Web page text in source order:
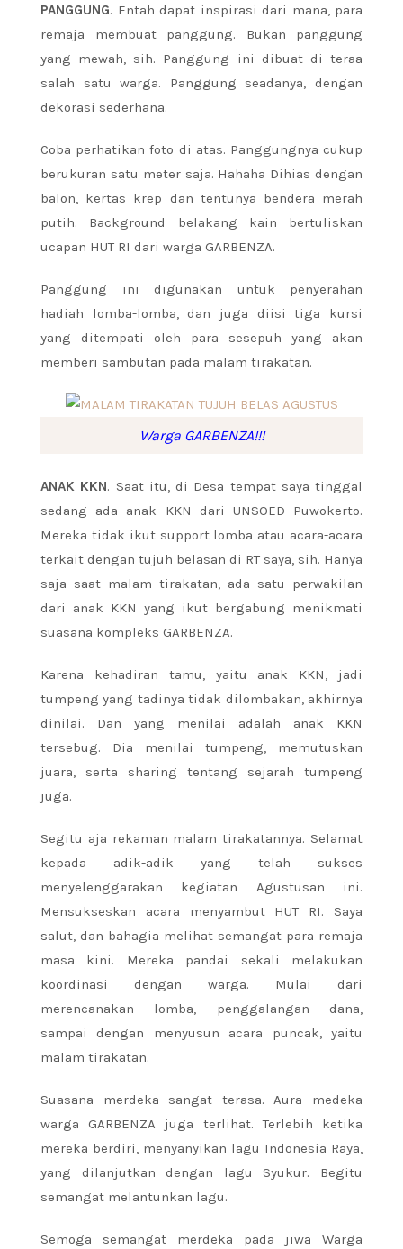
PANGGUNG. Entah dapat inspirasi dari mana, para
remaja membuat panggung. Bukan panggung
yang mewah, sih. Panggung ini dibuat di teraa
salah satu warga. Panggung seadanya, dengan
dekorasi sederhana.
Coba perhatikan foto di atas. Panggungnya cukup
berukuran satu meter saja. Hahaha Dihias dengan
balon, kertas krep dan tentunya bendera merah
putih. Background belakang kain bertuliskan
ucapan HUT RI dari warga GARBENZA.
Panggung ini digunakan untuk penyerahan
hadiah lomba-lomba, dan juga diisi tiga kursi
yang ditempati oleh para sesepuh yang akan
memberi sambutan pada malam tirakatan.
Warga GARBENZA!!!
ANAK KKN. Saat itu, di Desa tempat saya tinggal
sedang ada anak KKN dari UNSOED Puwokerto.
Mereka tidak ikut support lomba atau acara-acara
terkait dengan tujuh belasan di RT saya, sih. Hanya
saja saat malam tirakatan, ada satu perwakilan
dari anak KKN yang ikut bergabung menikmati
suasana kompleks GARBENZA.
Karena kehadiran tamu, yaitu anak KKN, jadi
tumpeng yang tadinya tidak dilombakan, akhirnya
dinilai. Dan yang menilai adalah anak KKN
tersebug. Dia menilai tumpeng, memutuskan
juara, serta sharing tentang sejarah tumpeng
juga.
Segitu aja rekaman malam tirakatannya. Selamat
kepada adik-adik yang telah sukses
menyelenggarakan kegiatan Agustusan ini.
Mensukseskan acara menyambut HUT RI. Saya
salut, dan bahagia melihat semangat para remaja
masa kini. Mereka pandai sekali melakukan
koordinasi dengan warga. Mulai dari
merencanakan lomba, penggalangan dana,
sampai dengan menyusun acara puncak, yaitu
malam tirakatan.
Suasana merdeka sangat terasa. Aura medeka
warga GARBENZA juga terlihat. Terlebih ketika
mereka berdiri, menyanyikan lagu Indonesia Raya,
yang dilanjutkan dengan lagu Syukur. Begitu
semangat melantunkan lagu.
Semoga semangat merdeka pada jiwa Warga